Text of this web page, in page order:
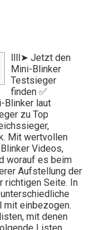
llll➤ Jetzt den
Mini-Blinker
Testsieger
finden ✅
Blinker laut
zu Top
Mit wertvollen
Videos,
worauf es beim
Aufstellung der
richtigen Seite. In
mit einbezogen.
mit denen